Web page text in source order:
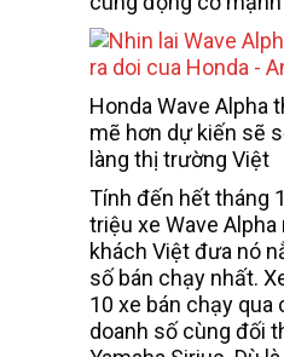
Honda Wave Alpha
mẽ hơn dự kiến sẽ
làng thị trường Việt
Tính đến hết tháng
triệu xe Wave
khách Việt đưa nó
số bán chạy nhất.
10 xe bán chạy qua
doanh số cùng đối